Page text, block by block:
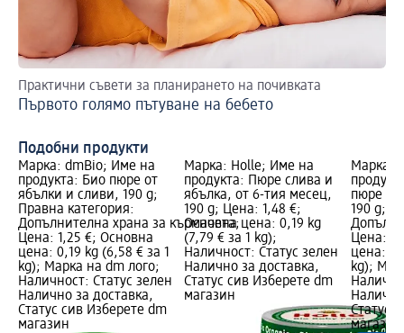
Практични съвети за планирането на почивката
Първото голямо пътуване на бебето
Подобни продукти
Марка: dmBio; Име на
продукта: Био пюре от
ябълки и сливи, 190 g;
Правна категория:
Допълнителна храна за кърмачета;
Цена: 1,25 €; Основна
цена: 0,19 kg (6,58 € за 1
kg); Марка на dm лого;
Наличност: Статус зелен
Налично за доставка,
Статус сив Изберете dm
магазин
Марка: Holle; Име на
продукта: Пюре слива и
ябълка, от 6-тия месец,
190 g; Цена: 1,48 €;
Основна цена: 0,19 kg
(7,79 € за 1 kg);
Наличност: Статус зелен
Налично за доставка,
Статус сив Изберете dm
магазин
Марка:
пюре
190 g;
Цена:
цена:
kg);
Статус
магазин